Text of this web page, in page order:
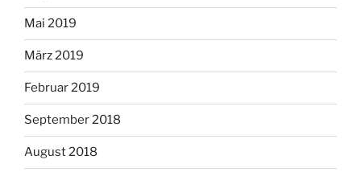
Mai 2019
März 2019
Februar 2019
September 2018
August 2018